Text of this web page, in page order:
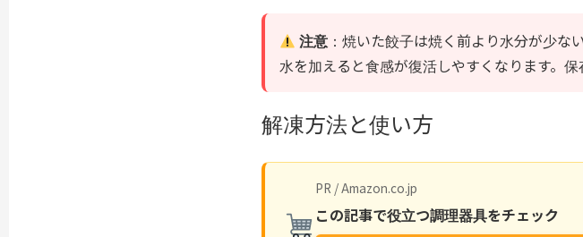
注意 ：焼いた餃子は焼く前より水分が少
水を加えると食感が復活しやすくなります。
解凍方法と使い方
PR / Amazon.co.jp
この記事で役立つ調理器具をチェック